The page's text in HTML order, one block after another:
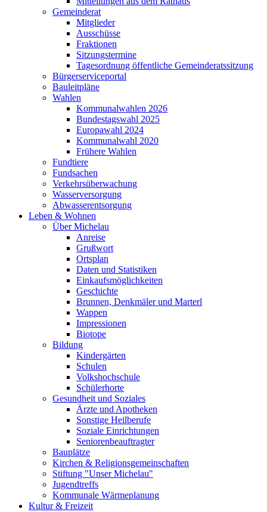
Gemeinderat
Mitglieder
Ausschüsse
Fraktionen
Sitzungstermine
Tagesordnung öffentliche Gemeinderatssitzung
Bürgerserviceportal
Bauleitpläne
Wahlen
Kommunalwahlen 2026
Bundestagswahl 2025
Europawahl 2024
Kommunalwahl 2020
Frühere Wahlen
Fundtiere
Fundsachen
Verkehrsüberwachung
Wasserversorgung
Abwasserentsorgung
Leben & Wohnen
Über Michelau
Anreise
Grußwort
Ortsplan
Daten und Statistiken
Einkaufsmöglichkeiten
Geschichte
Brunnen, Denkmäler und Marterl
Wappen
Impressionen
Biotope
Bildung
Kindergärten
Schulen
Volkshochschule
Schülerhorte
Gesundheit und Soziales
Ärzte und Apotheken
Sonstige Heilberufe
Soziale Einrichtungen
Seniorenbeauftragter
Bauplätze
Kirchen & Religionsgemeinschaften
Stiftung "Unser Michelau"
Jugendtreffs
Kommunale Wärmeplanung
Kultur & Freizeit